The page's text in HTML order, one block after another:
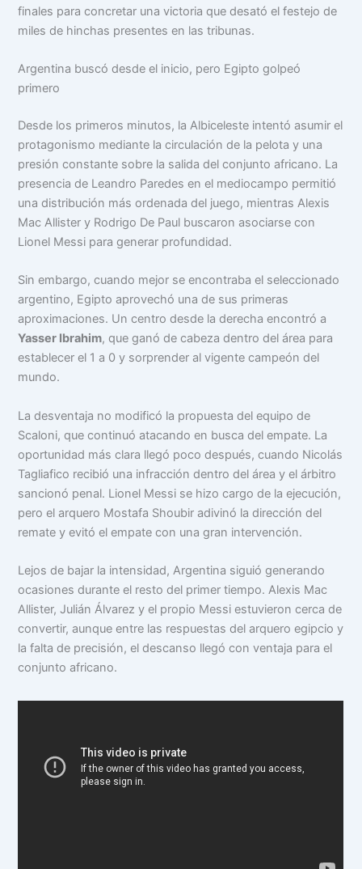
finales para concretar una victoria que desató el festejo de
miles de hinchas presentes en las tribunas.
Argentina buscó desde el inicio, pero Egipto golpeó
primero
Desde los primeros minutos, la Albiceleste intentó asumir el
protagonismo mediante la circulación de la pelota y una
presión constante sobre la salida del conjunto africano. La
presencia de Leandro Paredes en el mediocampo permitió
una distribución más ordenada del juego, mientras Alexis
Mac Allister y Rodrigo De Paul buscaron asociarse con
Lionel Messi para generar profundidad.
Sin embargo, cuando mejor se encontraba el seleccionado
argentino, Egipto aprovechó una de sus primeras
aproximaciones. Un centro desde la derecha encontró a
Yasser Ibrahim, que ganó de cabeza dentro del área para
establecer el 1 a 0 y sorprender al vigente campeón del
mundo.
La desventaja no modificó la propuesta del equipo de
Scaloni, que continuó atacando en busca del empate. La
oportunidad más clara llegó poco después, cuando Nicolás
Tagliafico recibió una infracción dentro del área y el árbitro
sancionó penal. Lionel Messi se hizo cargo de la ejecución,
pero el arquero Mostafa Shoubir adivinó la dirección del
remate y evitó el empate con una gran intervención.
Lejos de bajar la intensidad, Argentina siguió generando
ocasiones durante el resto del primer tiempo. Alexis Mac
Allister, Julián Álvarez y el propio Messi estuvieron cerca de
convertir, aunque entre las respuestas del arquero egipcio y
la falta de precisión, el descanso llegó con ventaja para el
conjunto africano.